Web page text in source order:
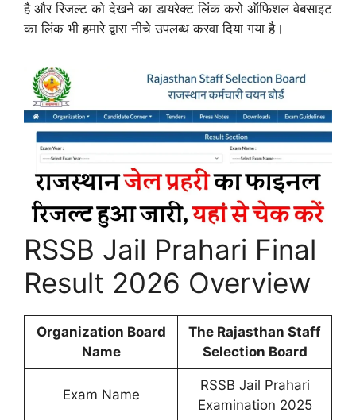
है और रिजल्ट को देखने का डायरेक्ट लिंक करो ऑफिशल वेबसाइट
का लिंक भी हमारे द्वारा नीचे उपलब्ध करवा दिया गया है।
RSSB Jail Prahari Final
Result 2026 Overview
Organization Board
Name
The Rajasthan Staff
Selection Board
Exam Name
RSSB Jail Prahari
Examination 2025